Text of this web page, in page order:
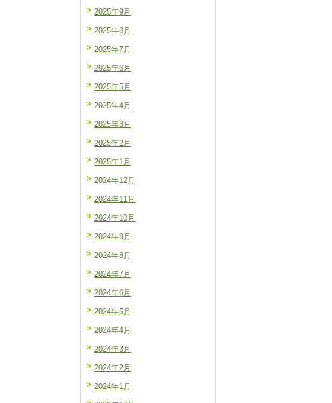
2025年9月
2025年8月
2025年7月
2025年6月
2025年5月
2025年4月
2025年3月
2025年2月
2025年1月
2024年12月
2024年11月
2024年10月
2024年9月
2024年8月
2024年7月
2024年6月
2024年5月
2024年4月
2024年3月
2024年2月
2024年1月